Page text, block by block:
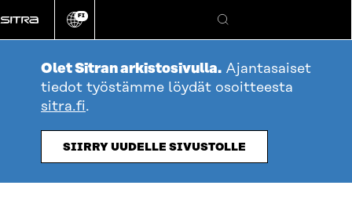
suoraan
sisältöön
Vaihda
kieli
FI
Hae
Olet Sitran arkistosivulla. Ajantasaiset
tiedot työstämme löydät osoitteesta
sitra.fi.
SIIRRY UUDELLE SIVUSTOLLE